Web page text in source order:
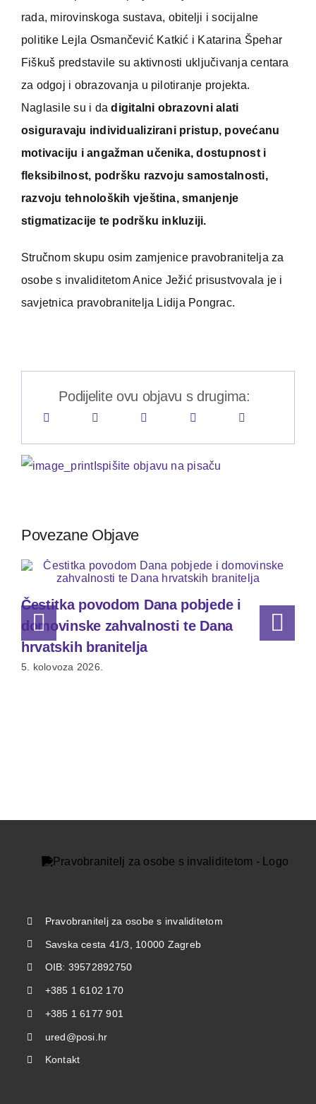
rada, mirovinskoga sustava, obitelji i socijalne
politike Lejla Osmančević Katkić i Katarina Špehar
Fiškuš predstavile su aktivnosti uključivanja centara
za odgoj i obrazovanja u pilotiranje projekta.
Naglasile su i dadigitalni obrazovni alati
osiguravaju individualizirani pristup, povećanu
motivaciju i angažman učenika, dostupnost i
fleksibilnost, podršku razvoju samostalnosti,
razvoju tehnoloških vještina, smanjenje
stigmatizacije te podršku inkluziji.
Stručnom skupu osim zamjenice pravobranitelja za
osobe s invaliditetom Anice Ježić prisustvovala je i
savjetnica pravobranitelja Lidija Pongrac.
Podijelite ovu objavu s drugima:
Ispišite objavu na pisaču
Povezane Objave
Čestitka povodom Dana pobjede i
domovinske zahvalnosti te Dana
hrvatskih branitelja
5. kolovoza 2026.
Pravobranitelj za osobe s invaliditetom
Savska cesta 41/3, 10000 Zagreb
OIB: 39572892750
+385 1 6102 170
+385 1 6177 901
ured@posi.hr
Kontakt